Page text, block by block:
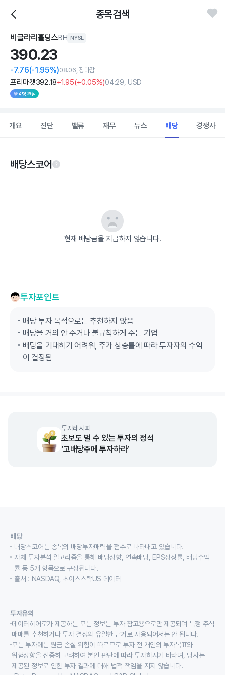
종목검색
비글라리홀딩스BH NYSE
390.23
-7.76(-1.95%)08.06, 장마감
프리마켓392.18+1.95(+0.05%)04:29, USD
4명 관심
개요 진단 밸류 재무 뉴스 배당 경쟁사
배당스코어
현재 배당금을 지급하지 않습니다.
투자포인트
배당 투자 목적으로는 추천하지 않음
배당을 거의 안 주거나 불규칙하게 주는 기업
배당을 기대하기 어려워, 주가 상승률에 따라 투자자의 수익
이 결정됨
투자레시피
초보도 벌 수 있는 투자의 정석
‘고배당주에 투자하라’
배당
배당스코어는 종목의 배당투자매력을 점수로 나타내고 있습니다.
자체 투자분석 알고리즘을 통해 배당성향, 연속배당, EPS성장률, 배당수익
률 등 5개 항목으로 구성됩니다.
출처 : NASDAQ, 초이스스탁US 데이터
투자유의
데이터히어로가 제공하는 모든 정보는 투자 참고용으로만 제공되며 특정 주식
매매를 추천하거나 투자 결정의 유일한 근거로 사용되어서는 안 됩니다.
모든 투자에는 원금 손실 위험이 따르므로 투자 전 개인의 투자목표와
위험성향을 신중히 고려하여 본인 판단에 따라 투자하시기 바라며, 당사는
제공된 정보로 인한 투자 결과에 대해 법적 책임을 지지 않습니다.